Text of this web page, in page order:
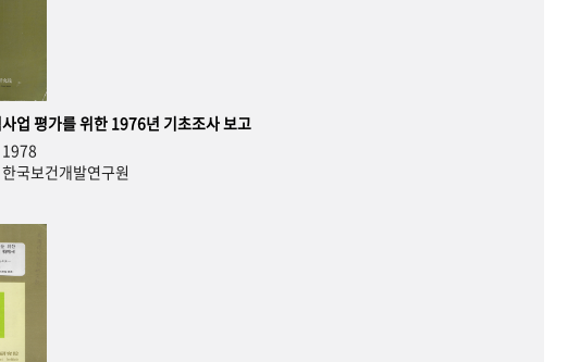
업 평가를 위한 1976년 기초조사 보고
1978
국보건개발연구원